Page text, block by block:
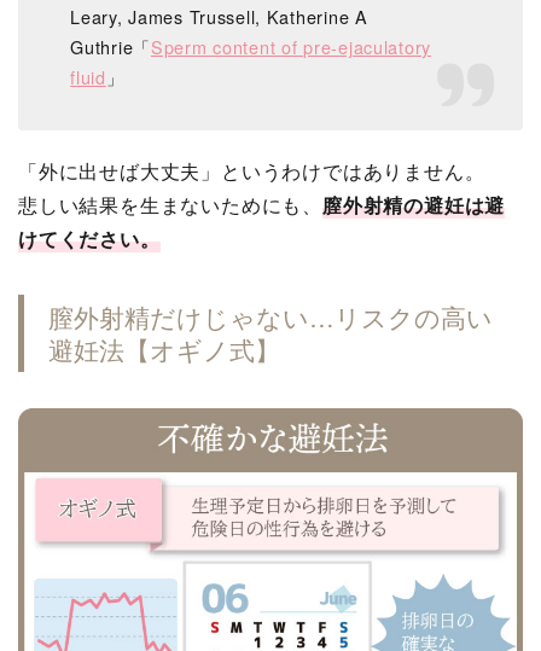
Leary, James Trussell, Katherine A
Guthrie「Sperm content of pre-ejaculatory
fluid 」
「外に出せば大丈夫」というわけではありません。
悲しい結果を生まないためにも、 膣外射精の避妊は避
けてください。
膣外射精だけじゃない…リスクの高い
避妊法【オギノ式】